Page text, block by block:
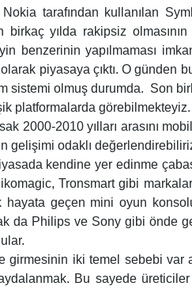
tarafından kullanılan
birkaç yılda rakipsiz
benzerinin yapılmaması
piyasaya çıktı. O günden
olmuş durumda. Son
platformalarda görebilmekteyiz.
2000-2010 yılları arasını
gelişimi odaklı
kendine yer edinme
Tronsmart gibi
geçen mini oyun
da Philips ve Sony gibi önde
girmesinin iki temel sebebi var
Bu sayede